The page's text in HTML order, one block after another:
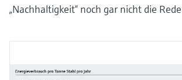
„Nachhaltigkeit“ noch gar nicht die